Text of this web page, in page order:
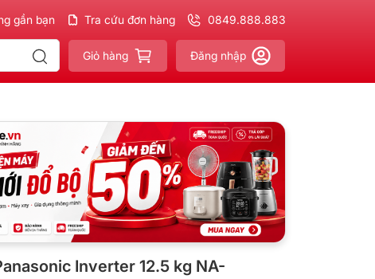
Chính hãng - Xuất VAT đầy đủ Giao nhanh - Miễn phí
gần bạn Tra cứu đơn hàng 0849.888.883
Giỏ hàng Đăng nhập
Inverter 12.5 kg NA-